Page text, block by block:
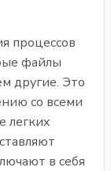
процессов
файлы
другие. Это
со всеми
легких
в себя